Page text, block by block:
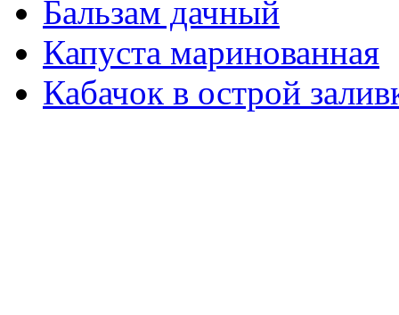
Бальзам дачный
Капуста маринованная
Кабачок в острой